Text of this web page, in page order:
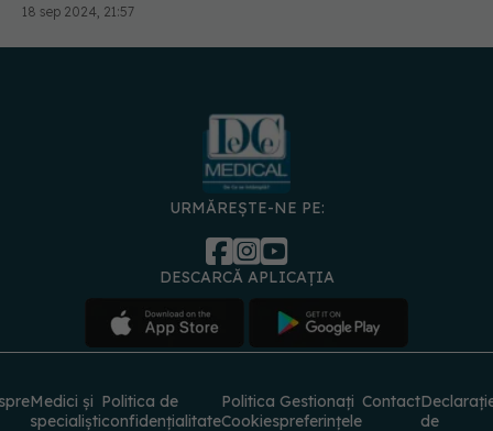
18 sep 2024, 21:57
URMĂREȘTE-NE PE:
DESCARCĂ APLICAȚIA
Medici și
specialiști
Politica de
confidențialitate
Politica
Cookies
Gestionați
preferințele
Contact
de